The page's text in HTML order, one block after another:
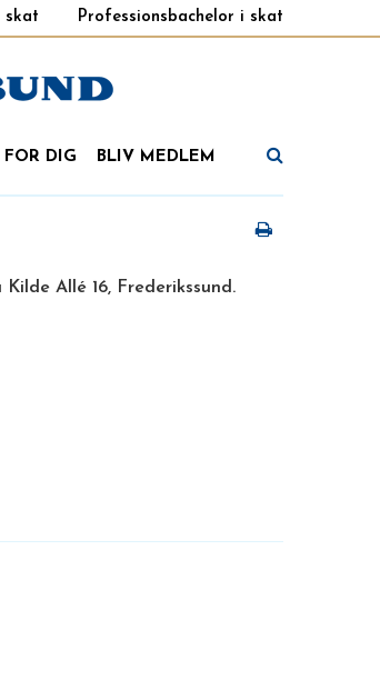
skat Professionsbachelor i skat
FOR DIG BLIV MEDLEM
Allé 16, Frederikssund.